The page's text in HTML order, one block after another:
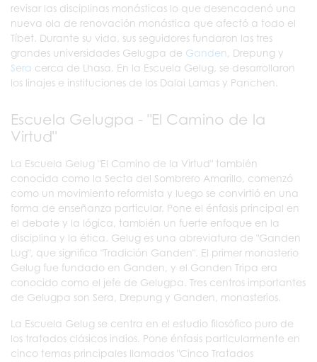
revisar las disciplinas monásticas lo que desencadenó una
nueva ola de renovación monástica que afectó a todo el
Tíbet. Durante su vida, sus seguidores fundaron las tres
grandes universidades Gelugpa de Ganden, Drepung y
Sera cerca de Lhasa. En la Escuela Gelug, se desarrollaron
los linajes e instituciones de los Dalai Lamas y Panchen.
Escuela Gelugpa - "El Camino de la
Virtud"
La Escuela Gelug "El Camino de la Virtud" también
conocida como la Secta del Sombrero Amarillo, comenzó
como un movimiento reformista y luego se convirtió en una
forma de enseñanza particular. Pone el énfasis principal en
el debate y la lógica, también un fuerte enfoque en la
disciplina y la ética. Gelug es una abreviatura de "Ganden
Lug", que significa "Tradición Ganden". El primer monasterio
Gelug fue fundado en Ganden, y el Ganden Tripa era
conocido como el jefe de Gelugpa. Tres centros importantes
de Gelugpa son Sera, Drepung y Ganden, monasterios.
La Escuela Gelug se centra en el estudio filosófico puro de
los tratados clásicos indios. Pone énfasis particularmente en
cinco temas principales llamados "Cinco Tratados